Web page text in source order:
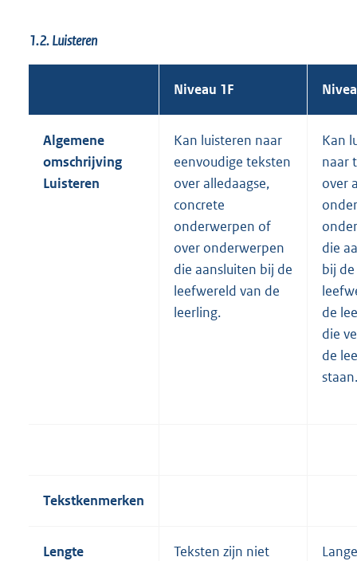
1.2. Luisteren
Niveau 1F
Algemene
omschrijving
Luisteren
Kan luisteren naar
eenvoudige teksten
over alledaagse,
concrete
onderwerpen of
over onderwerpen
die aansluiten bij de
leefwereld van de
leerling.
Kan
naar
over
die
bij de
de
die
de
staan.
Tekstkenmerken
Lengte
Teksten zijn niet